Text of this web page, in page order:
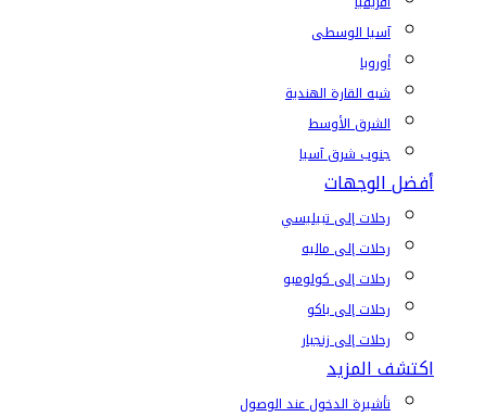
آسيا الوسطى
أوروبا
شبه القارة الهندية
الشرق الأوسط
جنوب شرق آسيا
أفضل الوجهات
رحلات إلى تبيليسي
رحلات إلى ماليه
رحلات إلى كولومبو
رحلات إلى باكو
رحلات إلى زنجبار
اكتشف المزيد
تأشيرة الدخول عند الوصول